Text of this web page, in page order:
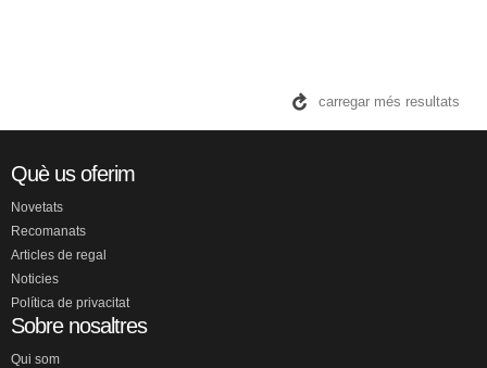
carregar més resultats
Què us oferim
Novetats
Recomanats
Articles de regal
Noticies
Política de privacitat
Sobre nosaltres
Qui som